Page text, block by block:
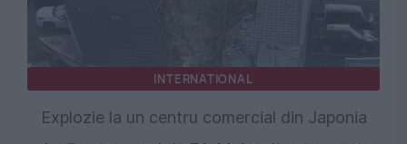
INTERNATIONAL
Explozie la un centru comercial din Japonia